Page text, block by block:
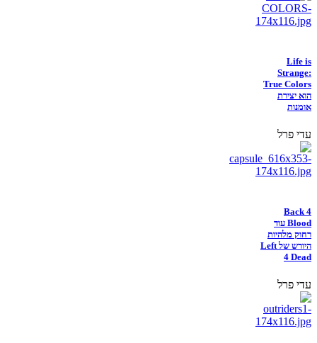
Life is
Strange:
True Colors
הוא יצירת
אומנות
עדי פרל
Back 4
Blood עוד
רחוק מלהיות
היורש של Left
4 Dead
עדי פרל